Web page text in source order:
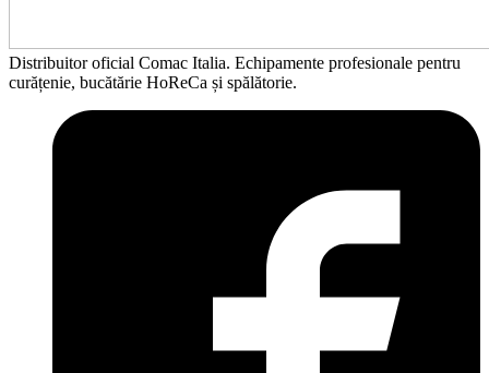
Distribuitor oficial Comac Italia. Echipamente profesionale pentru
curățenie, bucătărie HoReCa și spălătorie.